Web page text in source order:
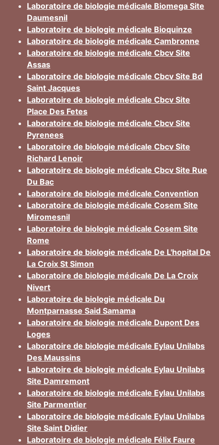
Laboratoire de biologie médicale Biomega Site
Daumesnil
Laboratoire de biologie médicale Bioquinze
Laboratoire de biologie médicale Cambronne
Laboratoire de biologie médicale Cbcv Site
Assas
Laboratoire de biologie médicale Cbcv Site Bd
Saint Jacques
Laboratoire de biologie médicale Cbcv Site
Place Des Fetes
Laboratoire de biologie médicale Cbcv Site
Pyrenees
Laboratoire de biologie médicale Cbcv Site
Richard Lenoir
Laboratoire de biologie médicale Cbcv Site Rue
Du Bac
Laboratoire de biologie médicale Convention
Laboratoire de biologie médicale Cosem Site
Miromesnil
Laboratoire de biologie médicale Cosem Site
Rome
Laboratoire de biologie médicale De L'hopital De
La Croix St Simon
Laboratoire de biologie médicale De La Croix
Nivert
Laboratoire de biologie médicale Du
Montparnasse Said Samama
Laboratoire de biologie médicale Dupont Des
Loges
Laboratoire de biologie médicale Eylau Unilabs
Des Maussins
Laboratoire de biologie médicale Eylau Unilabs
Site Damremont
Laboratoire de biologie médicale Eylau Unilabs
Site Parmentier
Laboratoire de biologie médicale Eylau Unilabs
Site Saint Didier
Laboratoire de biologie médicale Félix Faure